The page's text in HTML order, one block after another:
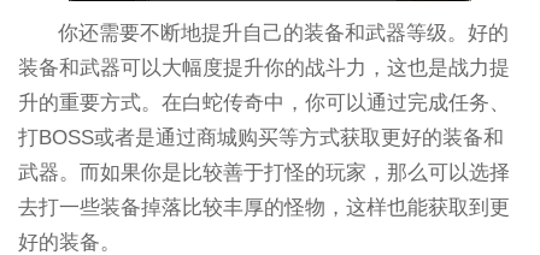
你还需要不断地提升自己的装备和武器等级。好的
装备和武器可以大幅度提升你的战斗力，这也是战力提
升的重要方式。在白蛇传奇中，你可以通过完成任务、
打BOSS或者是通过商城购买等方式获取更好的装备和
武器。而如果你是比较善于打怪的玩家，那么可以选择
去打一些装备掉落比较丰厚的怪物，这样也能获取到更
好的装备。